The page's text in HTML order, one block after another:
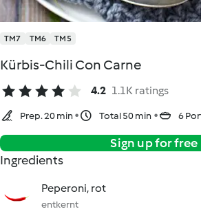
TM7 TM6 TM5
Kürbis-Chili Con Carne
4.2 1.1K ratings
Prep. 20 min Total 50 min 6
Sign up for free
Ingredients
Peperoni, rot
entkernt